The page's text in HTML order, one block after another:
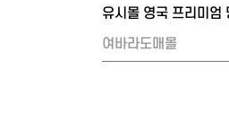
유시몰 영국 프리미
여바라도매몰